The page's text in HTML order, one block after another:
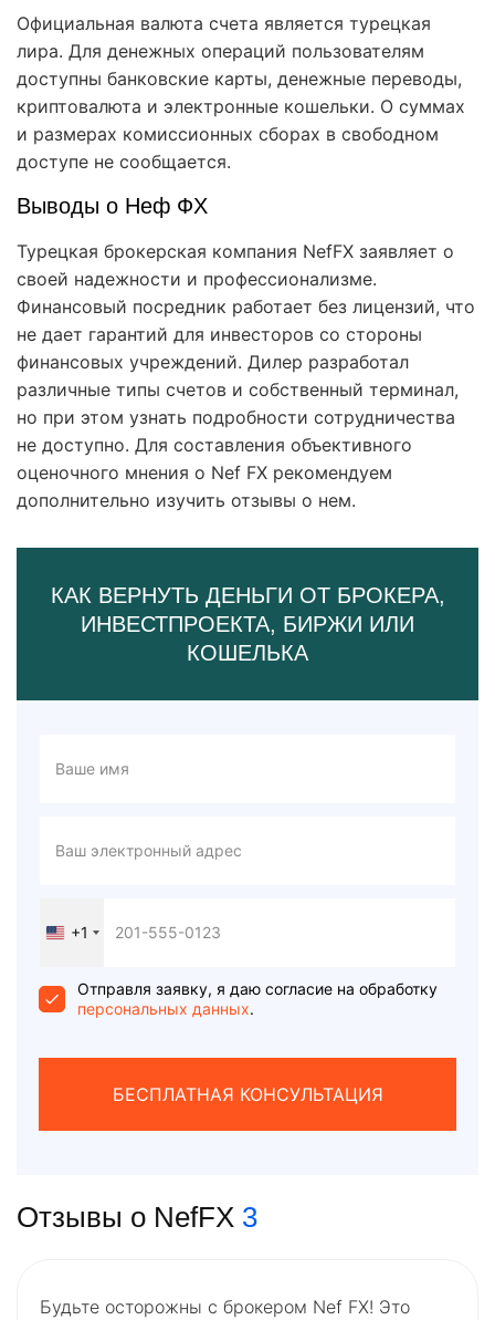
Официальная валюта счета является турецкая
лира. Для денежных операций пользователям
доступны банковские карты, денежные переводы,
криптовалюта и электронные кошельки. О суммах
и размерах комиссионных сборах в свободном
доступе не сообщается.
Выводы о Неф ФХ
Турецкая брокерская компания NefFX заявляет о
своей надежности и профессионализме.
Финансовый посредник работает без лицензий, что
не дает гарантий для инвесторов со стороны
финансовых учреждений. Дилер разработал
различные типы счетов и собственный терминал,
но при этом узнать подробности сотрудничества
не доступно. Для составления объективного
оценочного мнения о Nef FX рекомендуем
дополнительно изучить отзывы о нем.
КАК ВЕРНУТЬ ДЕНЬГИ ОТ БРОКЕРА,
ИНВЕСТПРОЕКТА, БИРЖИ ИЛИ
КОШЕЛЬКА
United
+1
+1
Отправля заявку, я даю согласие на обработку
персональных данных.
БЕСПЛАТНАЯ КОНСУЛЬТАЦИЯ
Отзывы о NefFX 3
Будьте осторожны с брокером Nef FX! Это